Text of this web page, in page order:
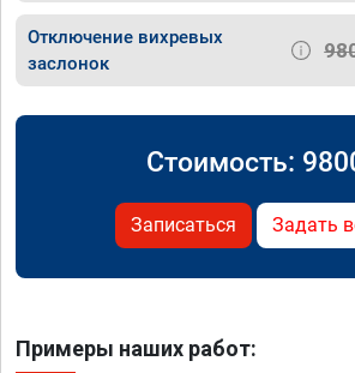
Отключение вихревых
заслонок
Стоимость:
Записаться Задать
Примеры наших работ: